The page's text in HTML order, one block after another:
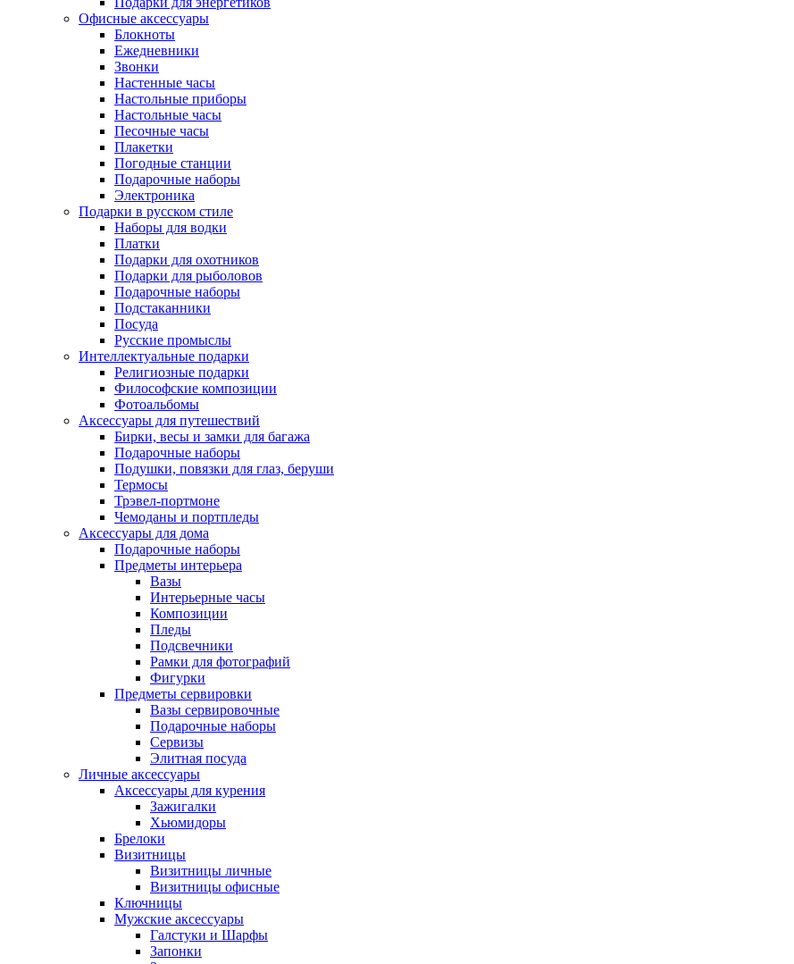
Офисные аксессуары
Блокноты
Ежедневники
Звонки
Настенные часы
Настольные приборы
Настольные часы
Песочные часы
Плакетки
Погодные станции
Подарочные наборы
Электроника
Подарки в русском стиле
Наборы для водки
Платки
Подарки для охотников
Подарки для рыболовов
Подарочные наборы
Подстаканники
Посуда
Русские промыслы
Интеллектуальные подарки
Религиозные подарки
Философские композиции
Фотоальбомы
Аксессуары для путешествий
Бирки, весы и замки для багажа
Подарочные наборы
Подушки, повязки для глаз, беруши
Термосы
Трэвел-портмоне
Чемоданы и портпледы
Аксессуары для дома
Подарочные наборы
Предметы интерьера
Вазы
Интерьерные часы
Композиции
Пледы
Подсвечники
Рамки для фотографий
Фигурки
Предметы сервировки
Вазы сервировочные
Подарочные наборы
Сервизы
Элитная посуда
Личные аксессуары
Аксессуары для курения
Зажигалки
Хьюмидоры
Брелоки
Визитницы
Визитницы личные
Визитницы офисные
Ключницы
Мужские аксессуары
Галстуки и Шарфы
Запонки